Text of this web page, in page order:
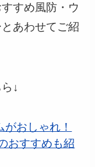
すめ風防・ウ
あわせてご紹
↓
おしゃれ！
おすすめも紹